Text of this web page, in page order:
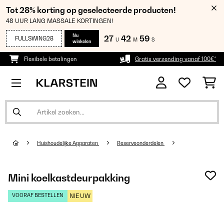
Tot 28% korting op geselecteerde producten!
48 UUR LANG MASSALE KORTINGEN!
FULLSWING28
Nu
winkelen
27 U 42 M 58 S
Flexibele betalingen Gratis verzending vanaf 100€*
Huishoudelijke Apparaten Reserveonderdelen
Mini koelkastdeurpakking
VOORAF BESTELLEN NIEUW